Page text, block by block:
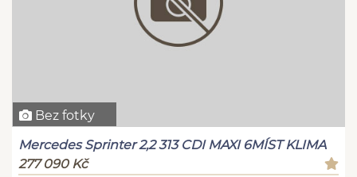
Bez fotky
Mercedes Sprinter 2,2 313 CDI MAXI 6MÍST KLIMA
277 090 Kč